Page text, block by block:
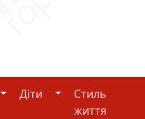
Дім Діти ДітиСтиль
життя